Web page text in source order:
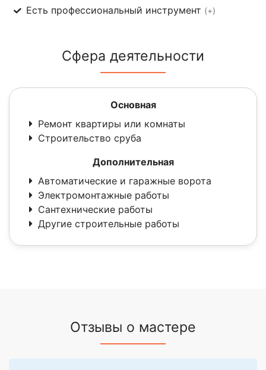
Есть профессиональный инструмент (+)
Сфера деятельности
Основная
Ремонт квартиры или комнаты
Строительство сруба
Дополнительная
Автоматические и гаражные ворота
Электромонтажные работы
Сантехнические работы
Другие строительные работы
Отзывы о мастере